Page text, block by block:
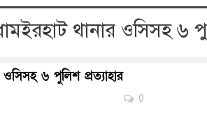
থানার ওসিসহ ৬
৬ পুলিশ প্রত্যাহার
0